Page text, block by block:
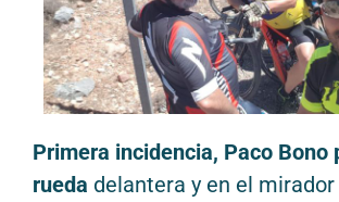
Primera incidencia, Paco Bono
rueda delantera y en el